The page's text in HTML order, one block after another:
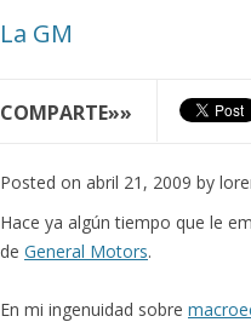
La GM
COMPARTE»»
Posted on abril 21, 2009 by
Hace ya algún tiempo que le
de General Motors.
En mi ingenuidad sobre